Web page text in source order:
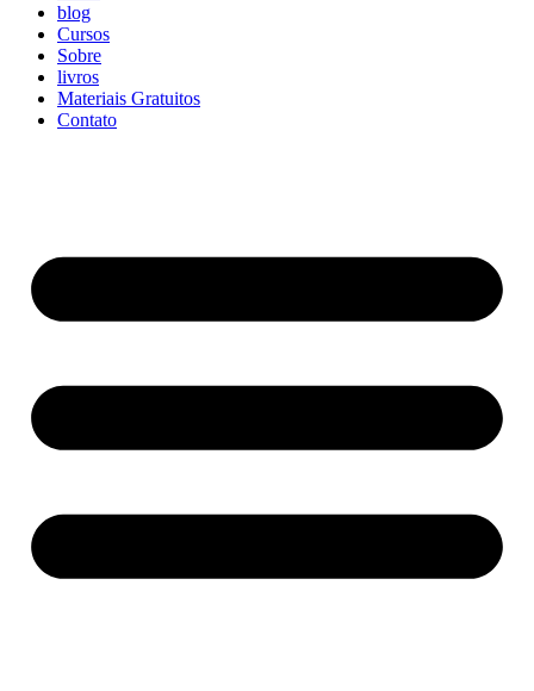
blog
Cursos
Sobre
livros
Materiais Gratuitos
Contato